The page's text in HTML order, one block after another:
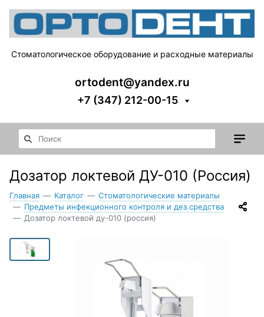
Стоматологическое оборудование и расходные материалы
ortodent@yandex.ru
+7 (347) 212-00-15
Дозатор локтевой ДУ-010 (Россия)
Главная — Каталог — Стоматологические материалы
— Предметы инфекционного контроля и дез.средства
— Дозатор локтевой ду-010 (россия)